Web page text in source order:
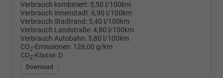
Verbrauch kombiniert: 5,50 l/100km
Verbrauch Innenstadt: 6,90 l/100km
Verbrauch Stadtrand: 5,40 l/100km
Verbrauch Landstraße:4,80 l/100km
Verbrauch Autobahn: 5,80 l/100km
CO2-Emissionen: 126,00 g/km
CO2-Klasse: D
Download